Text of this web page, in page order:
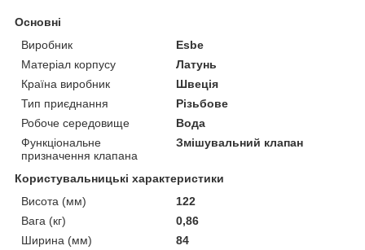
Основні
Виробник
Esbe
Матеріал корпусу
Латунь
Країна виробник
Швеція
Тип приєднання
Різьбове
Робоче середовище
Вода
Функціональне
призначення клапана
Змішувальний клапан
Користувальницькі характеристики
Висота (мм)
122
Вага (кг)
0,86
Ширина (мм)
84